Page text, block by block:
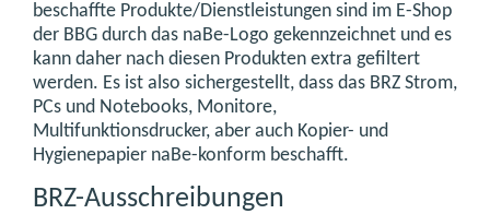
beschaffte Produkte/Dienstleistungen sind im E-Shop
der BBG durch das naBe-Logo gekennzeichnet und es
kann daher nach diesen Produkten extra gefiltert
werden. Es ist also sichergestellt, dass das BRZ Strom,
PCs und Notebooks, Monitore,
Multifunktionsdrucker, aber auch Kopier- und
Hygienepapier naBe-konform beschafft.
BRZ-Ausschreibungen